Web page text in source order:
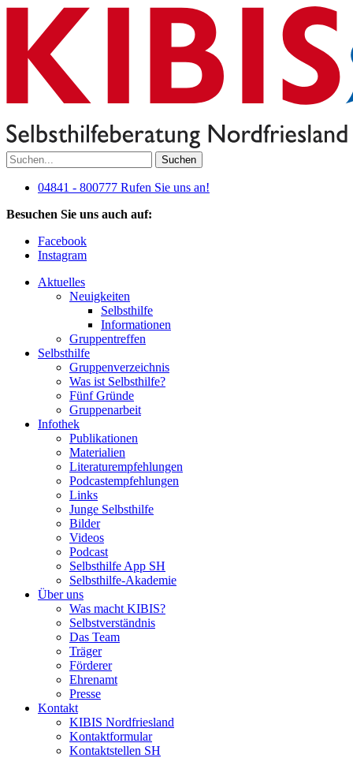
Suchen
04841 - 800777 Rufen Sie uns an!
Besuchen Sie uns auch auf:
Facebook
Instagram
Aktuelles
Neuigkeiten
Selbsthilfe
Informationen
Gruppentreffen
Selbsthilfe
Gruppenverzeichnis
Was ist Selbsthilfe?
Fünf Gründe
Gruppenarbeit
Infothek
Publikationen
Materialien
Literaturempfehlungen
Podcastempfehlungen
Links
Junge Selbsthilfe
Bilder
Videos
Podcast
Selbsthilfe App SH
Selbsthilfe-Akademie
Über uns
Was macht KIBIS?
Selbstverständnis
Das Team
Träger
Förderer
Ehrenamt
Presse
Kontakt
KIBIS Nordfriesland
Kontaktformular
Kontaktstellen SH